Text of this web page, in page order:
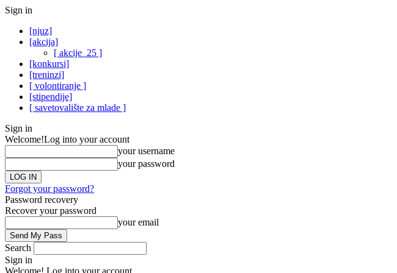
Sign in
[njuz]
[akcija]
[ akcije_25 ]
[konkursi]
[treninzi]
[ volontiranje ]
[stipendije]
[ savetovalište za mlade ]
Sign in
Welcome!Log into your account
your username
your password
Forgot your password?
Password recovery
Recover your password
your email
Search
Sign in
Welcome! Log into your account